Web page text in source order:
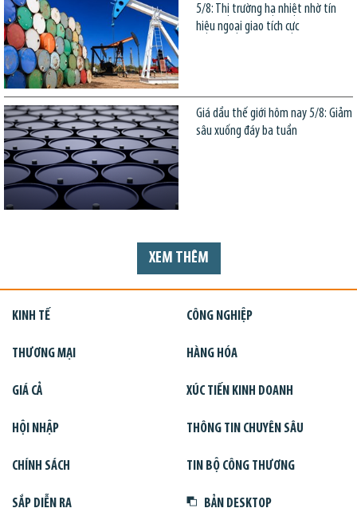
5/8: Thị trường hạ nhiệt nhờ tín
hiệu ngoại giao tích cực
Giá dầu thế giới hôm nay 5/8: Giảm
sâu xuống đáy ba tuần
XEM THÊM
KINH TẾ CÔNG NGHIỆP
THƯƠNG MẠI HÀNG HÓA
GIÁ CẢ XÚC TIẾN KINH DOANH
HỘI NHẬP THÔNG TIN CHUYÊN SÂU
CHÍNH SÁCH TIN BỘ CÔNG THƯƠNG
SẮP DIỄN RA BẢN DESKTOP